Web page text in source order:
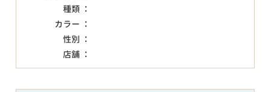
種類 ：
カラー ：
性別 ：
店舗 ：